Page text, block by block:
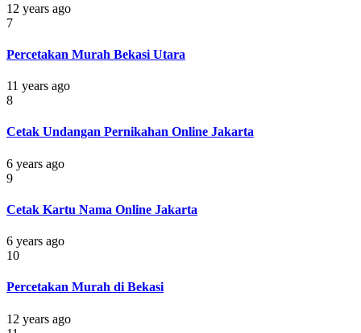
12 years ago
7
Percetakan Murah Bekasi Utara
11 years ago
8
Cetak Undangan Pernikahan Online Jakarta
6 years ago
9
Cetak Kartu Nama Online Jakarta
6 years ago
10
Percetakan Murah di Bekasi
12 years ago